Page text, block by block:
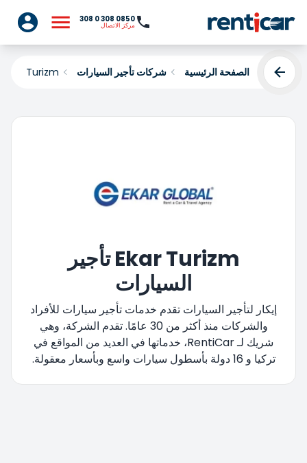
0850 308 0 308
مركز الاتصال
الصفحة الرئيسية شركات تأجير السيارات Ekar Turizm
Ekar Turizm تأجير
السيارات
إيكار لتأجير السيارات تقدم خدمات تأجير سيارات للأفراد
والشركات منذ أكثر من 30 عامًا. تقدم الشركة، وهي
شريك لـ RentiCar، خدماتها في العديد من المواقع في
تركيا و 16 دولة بأسطول سيارات واسع وبأسعار معقولة.